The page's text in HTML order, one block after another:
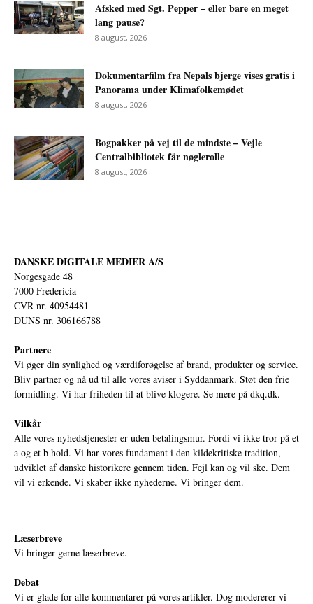
Afsked med Sgt. Pepper – eller bare en meget
lang pause?
8 august, 2026
Dokumentarfilm fra Nepals bjerge vises gratis i
Panorama under Klimafolkemødet
8 august, 2026
Bogpakker på vej til de mindste – Vejle
Centralbibliotek får nøglerolle
8 august, 2026
DANSKE DIGITALE MEDIER A/S
Norgesgade 48
7000 Fredericia
CVR nr. 40954481
DUNS nr. 306166788
Partnere
Vi øger din synlighed og værdiforøgelse af brand, produkter og service.
Bliv partner og nå ud til alle vores aviser i Syddanmark. Støt den frie
formidling. Vi har friheden til at blive klogere. Se mere på dkq.dk.
Vilkår
Alle vores nyhedstjenester er uden betalingsmur. Fordi vi ikke tror på et
a og et b hold. Vi har vores fundament i den kildekritiske tradition,
udviklet af danske historikere gennem tiden. Fejl kan og vil ske. Dem
vil vi erkende. Vi skaber ikke nyhederne. Vi bringer dem.
Læserbreve
Vi bringer gerne læserbreve.
Debat
Vi er glade for alle kommentarer på vores artikler. Dog modererer vi